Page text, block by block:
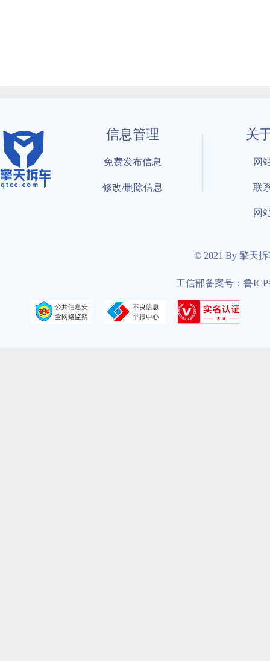
信息管理
免费发布信息
修改/删除信息
关
网
联
网
© 2021 By 擎天
工信部备案号：鲁